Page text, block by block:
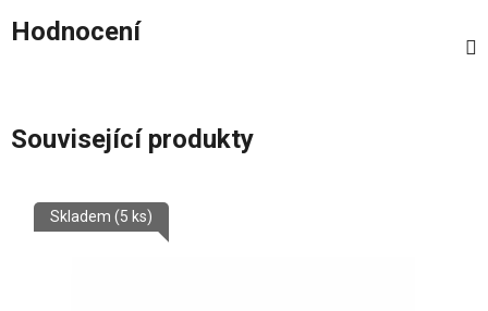
Hodnocení
Související produkty
Skladem (5 ks)